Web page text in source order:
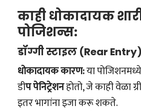
काही धोकादायक
पोजिशन्स:
डॉग्गी स्टाइल (Rear Entry)
धोकादायक कारण:या
डीप पेनिट्रेशनहोतो, जे काही वेळा
इतर भागांना इजा करू शकते.